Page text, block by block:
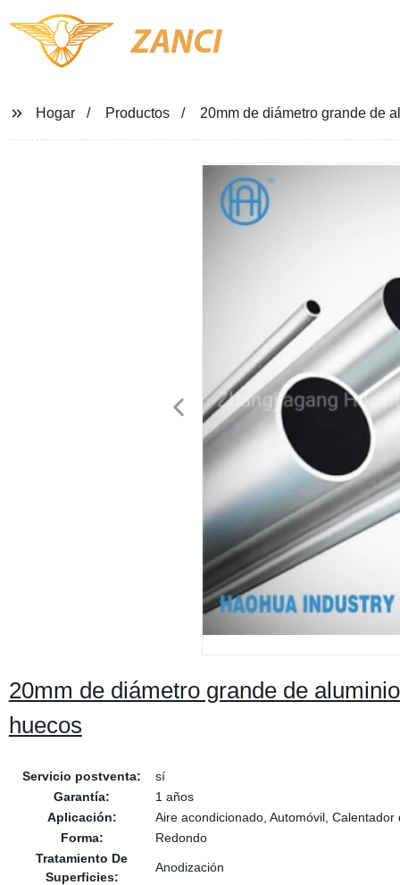
ZANCI
Hogar Productos 20mm de diámetro grande de
20mm de diámetro grande de
huecos
Servicio postventa:
sí
Garantía:
1 años
Aplicación:
Aire acondicionado, Automóvil, Calentador
Forma:
Redondo
Tratamiento De
Superficies:
Anodización